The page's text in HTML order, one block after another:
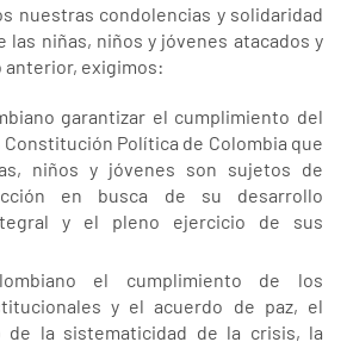
nuestras condolencias y solidaridad
las niñas, niños y jóvenes atacados y
anterior, exigimos:
garantizar el cumplimiento del
Política de Colombia que
niños y jóvenes son sujetos de
en busca de su desarrollo
y el pleno ejercicio de sus
el cumplimiento de los
y el acuerdo de paz, el
de la sistematicidad de la crisis, la